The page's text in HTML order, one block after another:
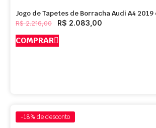
Jogo de Tapetes de Borracha Audi A4
R$2.216,00 R$ 2.083,00
COMPRAR
-18% de desconto